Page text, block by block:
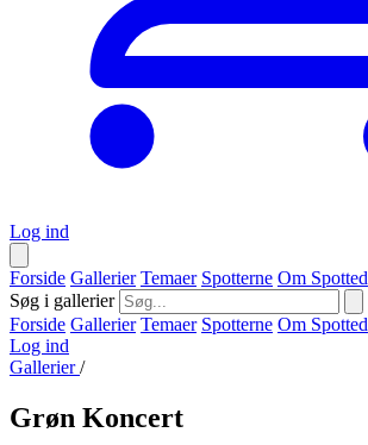
Log ind
Forside Gallerier Temaer Spotterne Om Spotted
Søg i gallerier
Forside Gallerier Temaer Spotterne Om Spotted
Log ind
Gallerier/
Grøn Koncert